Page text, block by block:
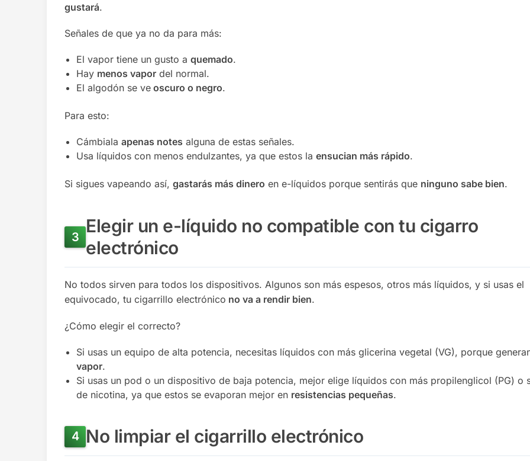
gustará.
Señales de que ya no da para más:
El vapor tiene un gusto aquemado.
Hay menos vapor del normal.
El algodón se ve oscuro o negro.
Para esto:
Cámbialaapenas notes alguna de estas señales.
Usa líquidos con menos endulzantes, ya que estos laensucian más rápido.
Si sigues vapeando así,gastarás más dinero en e-líquidos porque sentirás que ninguno sabe bien.
Elegir un e-líquido no compatible con tu cigarro
electrónico
No todos sirven para todos los dispositivos. Algunos son más espesos, otros más líquidos, y si usas el
equivocado, tu cigarrillo electrónico no va a rendir bien.
¿Cómo elegir el correcto?
Si usas un equipo de alta potencia, necesitas líquidos con más glicerina vegetal (VG), porque
vapor.
Si usas un pod o un dispositivo de baja potencia, mejor elige líquidos con más propilenglicol (PG) o
de nicotina, ya que estos se evaporan mejor en resistencias pequeñas.
No limpiar el cigarrillo electrónico